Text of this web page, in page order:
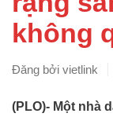
không
Đăng bởi vietlink
(PLO)- Một nhà